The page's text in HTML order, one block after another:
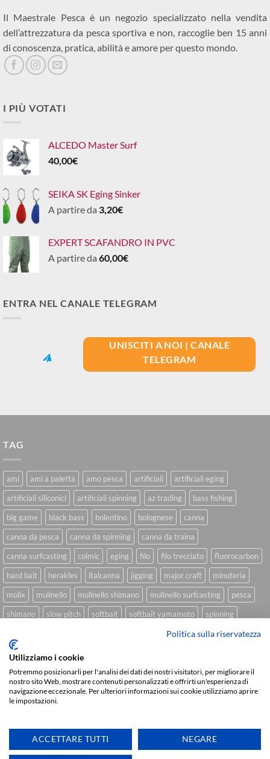
Il Maestrale Pesca è un negozio specializzato nella vendita
dell’attrezzatura da pesca sportiva e non, raccoglie ben 15 anni
di conoscenza, pratica, abilità e amore per questo mondo.
I PIÙ VOTATI
ALCEDO Master Surf
40,00€
SEIKA SK Eging Sinker
A partire da 3,20€
EXPERT SCAFANDRO IN PVC
A partire da 60,00€
ENTRA NEL CANALE TELEGRAM
UNISCITI A NOI | CANALE
TELEGRAM
TAG
ami ami a paletta amo pesca artificiali
artificiali eging
artificiali siliconici
artificiali spinning az trading
bass fishing
big game
black bass bolentino bolognese
canna
canna da pesca
canna da spinning
canna da traina
canna surfcasting
colmic eging filo filo trecciato
fluorocarbon
hard bait
herakles italcanna jigging major craft
minuteria
molix
mulinello mulinello shimano mulinello surfcasting
pesca
shimano
slow pitch softbait softbait yamamoto
spinning
trecciato trolling tubertini
Sviluppato daWe Blink Design
Delivery
Copyright 2026 © IlMaestralePesca.it
Politica sulla riservatezza
Utilizziamo i cookie
Potremmo posizionarli per l'analisi dei dati dei nostri visitatori, per migliorare il
nostro sito Web, mostrare contenuti personalizzati e offrirti un'esperienza di
navigazione eccezionale. Per ulteriori informazioni sui cookie utilizziamo aprire
le impostazioni.
ACCETTARE TUTTI NEGARE